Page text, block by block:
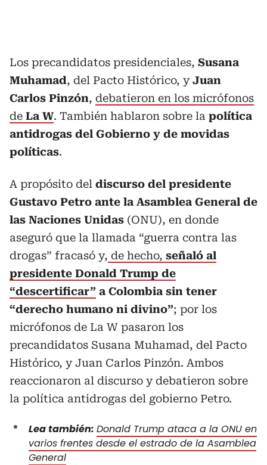
Los precandidatos presidenciales, Susana
Muhamad, del Pacto Histórico, yJuan
Carlos Pinzón, debatieron en los micrófonos
de La W. También hablaron sobre la política
antidrogas del Gobierno y de movidas
políticas.
A propósito del discurso del presidente
Gustavo Petro ante la Asamblea General de
las Naciones Unidas (ONU), en donde
aseguró que la llamada “guerra contra las
drogas” fracasó y, de hecho, señaló al
presidente Donald Trump de
“descertificar” a Colombia sin tener
“derecho humano ni divino”; por los
micrófonos de La W pasaron los
precandidatos Susana Muhamad, del Pacto
Histórico, y Juan Carlos Pinzón. Ambos
reaccionaron al discurso y debatieron sobre
la política antidrogas del gobierno Petro.
Lea también: Donald Trump ataca a la ONU en
varios frentes desde el estrado de la Asamblea
General